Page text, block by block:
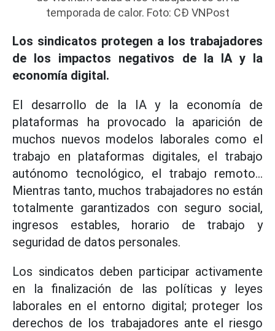
temporada de calor. Foto: CĐ VNPost
Los sindicatos protegen a los trabajadores
de los impactos negativos de la IA y la
economía digital.
El desarrollo de la IA y la economía de
plataformas ha provocado la aparición de
muchos nuevos modelos laborales como el
trabajo en plataformas digitales, el trabajo
autónomo tecnológico, el trabajo remoto...
Mientras tanto, muchos trabajadores no están
totalmente garantizados con seguro social,
ingresos estables, horario de trabajo y
seguridad de datos personales.
Los sindicatos deben participar activamente
en la finalización de las políticas y leyes
laborales en el entorno digital; proteger los
derechos de los trabajadores ante el riesgo